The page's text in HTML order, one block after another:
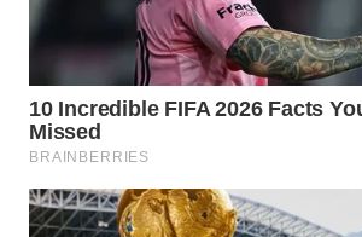
Fazer uma limpeza básica na
retirando gordura aparente.
Cortar a manta filtrante no
do filtro original.
Fixar o filtro descartável sobre a
metálica, deixando-o bem
Recolocar a grade ou o filtro no
verificando se está firme.